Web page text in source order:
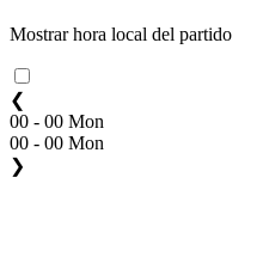
Mostrar hora local del partido
❮
00 - 00 Mon
00 - 00 Mon
❯